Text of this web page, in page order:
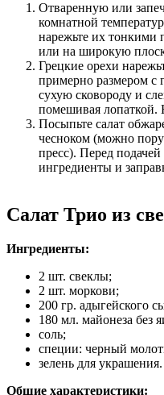
Отваренную или
комнатной
нарежьте их тонкими
или на широкую
Грецкие орехи
примерно размером с
сухую сковороду и
помешивая лопаткой.
Посыпьте салат
чесноком (можно
пресс). Перед
ингредиенты и
Салат Трио из
Ингредиенты:
2 шт. свеклы;
2 шт. моркови;
200 гр. адыгейского
180 мл. майонеза без
соль;
специи: черный
зелень для украшения.
Общие характеристики: